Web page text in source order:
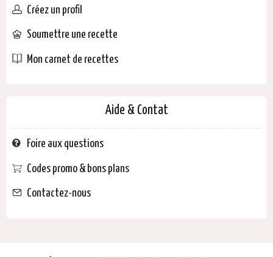
Créez un profil
Soumettre une recette
Mon carnet de recettes
Aide & Contat
Foire aux questions
Codes promo & bons plans
Contactez-nous